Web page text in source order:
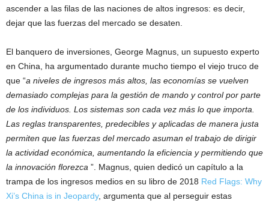
ascender a las filas de las naciones de altos ingresos: es decir,
dejar que las fuerzas del mercado se desaten.
El banquero de inversiones, George Magnus, un supuesto experto
en China, ha argumentado durante mucho tiempo el viejo truco de
que “a niveles de ingresos más altos, las economías se vuelven
demasiado complejas para la gestión de mando y control por parte
de los individuos. Los sistemas son cada vez más lo que importa.
Las reglas transparentes, predecibles y aplicadas de manera justa
permiten que las fuerzas del mercado asuman el trabajo de dirigir
la actividad económica, aumentando la eficiencia y permitiendo que
la innovación florezca ”. Magnus, quien dedicó un capítulo a la
trampa de los ingresos medios en su libro de 2018 Red Flags: Why
Xi’s China is in Jeopardy, argumenta que al perseguir estas